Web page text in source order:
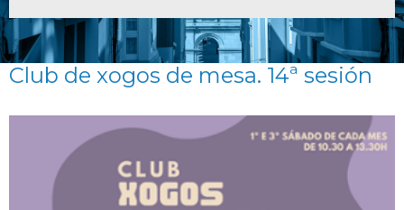
Club de xogos de mesa. 14ª sesión